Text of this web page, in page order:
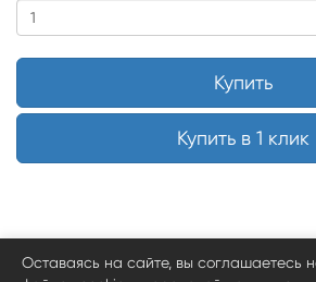
Купить
Купить в 1 клик
Оставаясь на сайте, вы соглашаетесь